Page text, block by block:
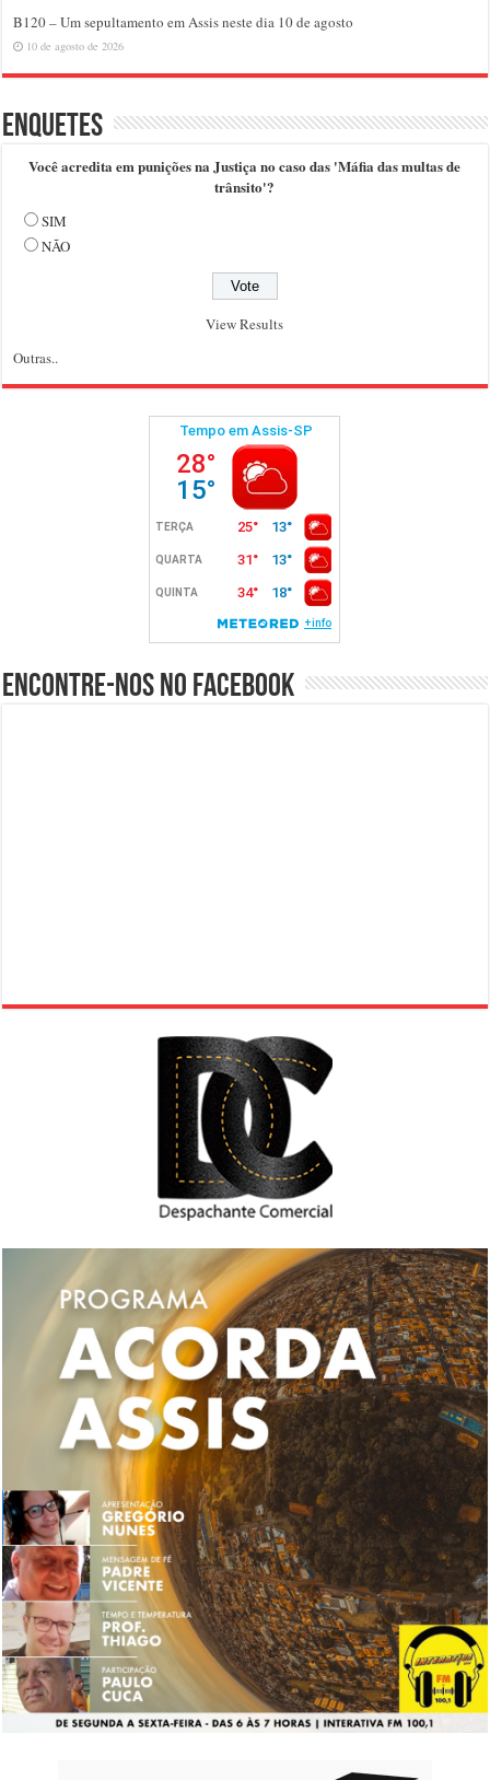
B120 – Um sepultamento em Assis neste dia 10 de agosto
10 de agosto de 2026
Enquetes
Você acredita em punições na Justiça no caso das 'Máfia das multas de
trânsito'?
SIM
NÃO
View Results
Outras..
Encontre-nos no Facebook